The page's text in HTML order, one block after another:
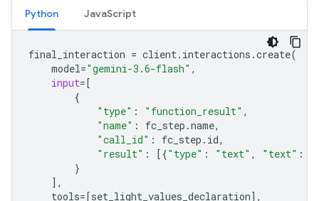
Python JavaScript
final_interaction = client. interactions .create(
model="gemini-3.6-flash" ,
input= [
{
"type" : "function_result" ,
"name" : fc_step .name,
"call_id" : fc_step . id,
"result" : [{"type" : "text" , "text" :
}
],
tools= [set_light_values_declaration],